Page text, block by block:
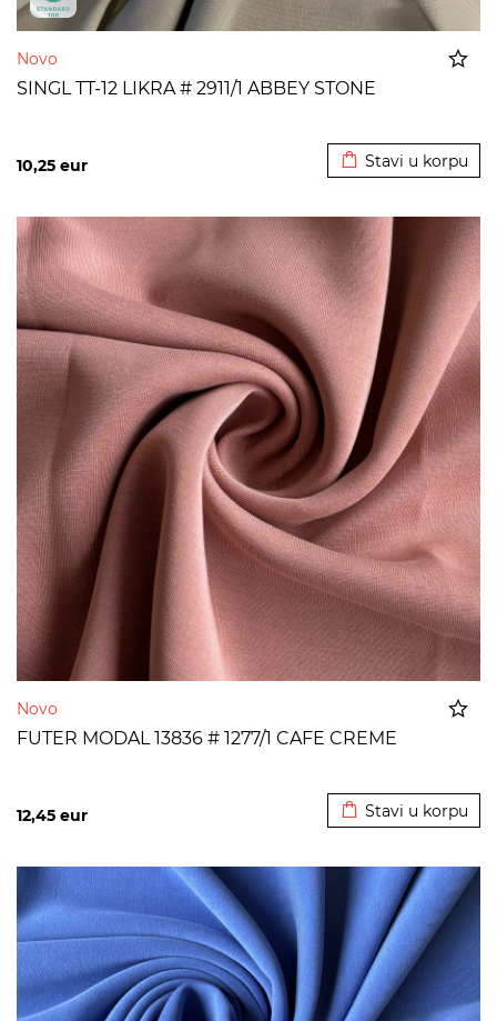
Novo
SINGL TT-12 LIKRA # 2911/1 ABBEY STONE
10,25 eur Stavi u korpu
Novo
FUTER MODAL 13836 # 1277/1 CAFE CREME
12,45 eur Stavi u korpu